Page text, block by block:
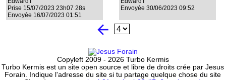
Prise 15/07/2023 23h07 28s
Envoyée 16/07/2023 01:51
Envoyée 30/06/2023 09:52
arrow_back
Copyleft 2009 - 2026 Turbo Kermis
Turbo Kermis est un site open source et libre de droits crée par Jesus
Forain. Indique l'adresse du site si tu partage quelque chose du site